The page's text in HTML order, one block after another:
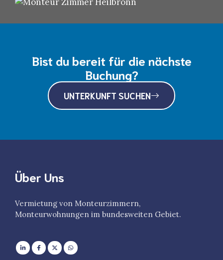
Bist du bereit für die nächste
Buchung?
UNTERKUNFT SUCHEN
Über Uns
Vermietung von Monteurzimmern,
Monteurwohnungen im bundesweiten Gebiet.